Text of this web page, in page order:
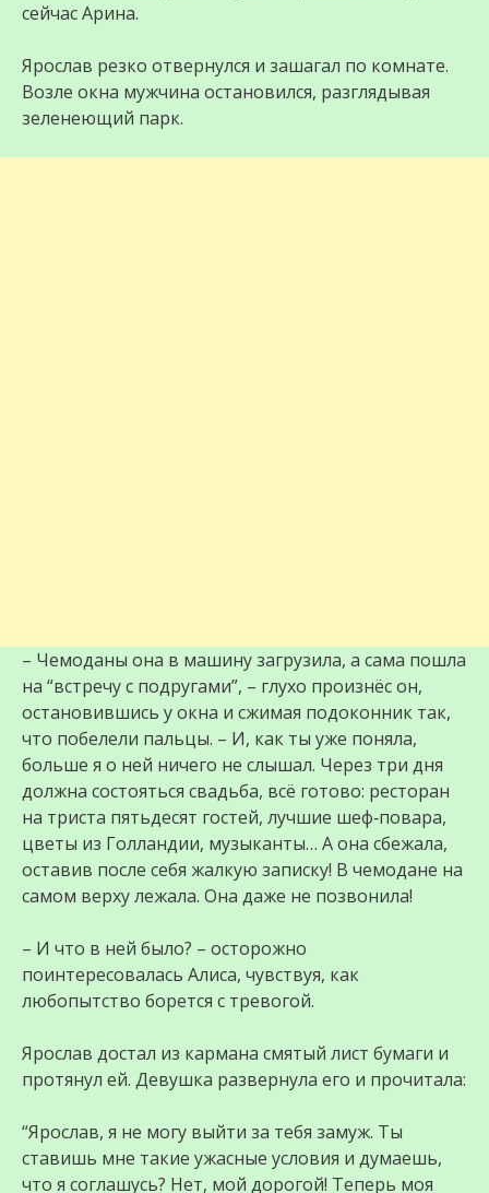
сейчас Арина.
Ярослав резко отвернулся и зашагал по комнате.
Возле окна мужчина остановился, разглядывая
зеленеющий парк.
– Чемоданы она в машину загрузила, а сама пошла
на “встречу с подругами”, – глухо произнёс он,
остановившись у окна и сжимая подоконник так,
что побелели пальцы. – И, как ты уже поняла,
больше я о ней ничего не слышал. Через три дня
должна состояться свадьба, всё готово: ресторан
на триста пятьдесят гостей, лучшие шеф‑повара,
цветы из Голландии, музыканты… А она сбежала,
оставив после себя жалкую записку! В чемодане на
самом верху лежала. Она даже не позвонила!
– И что в ней было? – осторожно
поинтересовалась Алиса, чувствуя, как
любопытство борется с тревогой.
Ярослав достал из кармана смятый лист бумаги и
протянул ей. Девушка развернула его и прочитала:
“Ярослав, я не могу выйти за тебя замуж. Ты
ставишь мне такие ужасные условия и думаешь,
что я соглашусь? Нет, мой дорогой! Теперь моя